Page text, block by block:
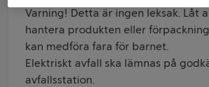
Varning! Detta är ingen leksak. Låt
hantera produkten eller
kan medföra fara för barnet.
Elektriskt avfall ska lämnas på
avfallsstation.